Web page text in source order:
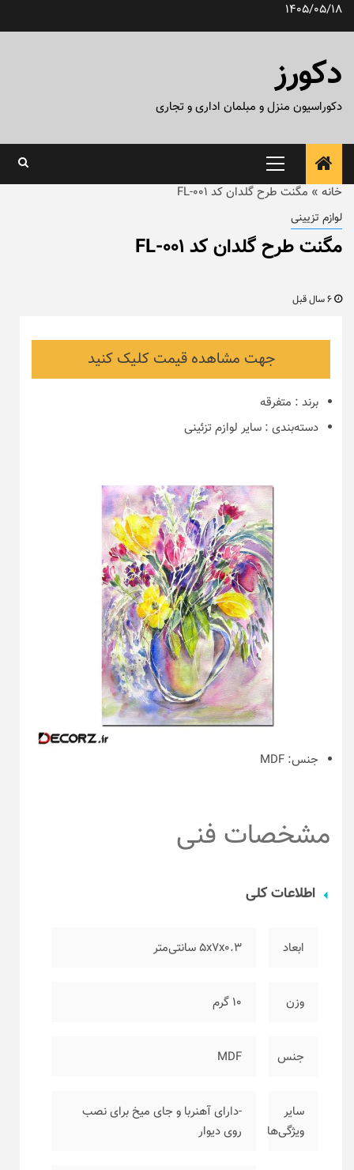
پرش1405/05/18
دکورز
دکوراسیون منزل و مبلمان اداری و تجاری
منوی
اصلی
خانه » مگنت طرح گلدان کد FL-001
لوازم تزیینی
مگنت طرح گلدان کد FL-001
جهت مشاهده قیمت کلیک کنید
برند : متفرقه
دسته‌بندی : سایر لوازم تزئینی
جنس: MDF
مشخصات فنی
اطلاعات کلی
ابعاد ۵x7x0.3 سانتی‌متر
وزن ۱۰ گرم
جنس MDF
سایر
ویژگی‌ها
-دارای آهنربا و جای میخ برای نصب
روی دیوار